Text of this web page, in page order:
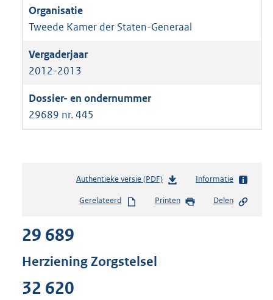
Tweede Kamer der Staten-Generaal
2012-2013
29689 nr. 445
Authentieke versie (PDF)b
s
Informatie
Gerelateerd Printen Delen
29 689
Herziening Zorgstelsel
32 620